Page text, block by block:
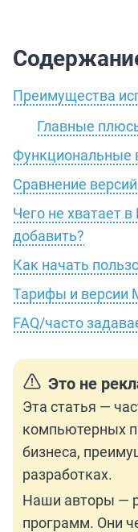
Преимущества
Главные
Функциональные
Сравнение
Чего не хватает
добавить?
Как начать
Тарифы и версии
FAQ/часто
Это не
Эта статья —
компьютерных
бизнеса,
разработках.
Наши авторы —
программ. Они